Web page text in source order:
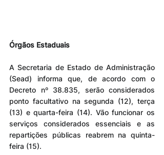
Órgãos Estaduais
A Secretaria de Estado de Administração
(Sead) informa que, de acordo com o
Decreto nº 38.835, serão considerados
ponto facultativo na segunda (12), terça
(13) e quarta-feira (14). Vão funcionar os
serviços considerados essenciais e as
repartições públicas reabrem na quinta-
feira (15).